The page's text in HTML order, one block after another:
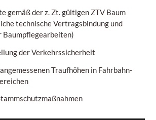
gemäß der z. Zt. gültigen ZTV Baum
technische Vertragsbindung und
Baumpflegearbeiten)
der Verkehrssicherheit
Traufhöhen in Fahrbahn-